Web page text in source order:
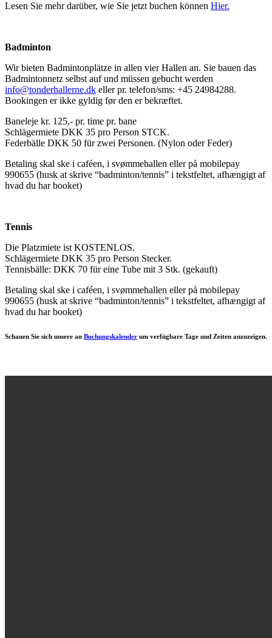
Lesen Sie mehr darüber, wie Sie jetzt buchen können Hier.
Badminton
Wir bieten Badmintonplätze in allen vier Hallen an. Sie bauen das
Badmintonnetz selbst auf und müssen gebucht werden
info@tonderhallerne.dk eller pr. telefon/sms: +45 24984288.
Bookingen er ikke gyldig før den er bekræftet.
Baneleje kr. 125,- pr. time pr. bane
Schlägermiete DKK 35 pro Person STCK.
Federbälle DKK 50 für zwei Personen. (Nylon oder Feder)
Betaling skal ske i caféen, i svømmehallen eller på mobilepay
990655 (husk at skrive “badminton/tennis” i tekstfeltet, afhængigt af
hvad du har booket)
Tennis
Die Platzmiete ist KOSTENLOS.
Schlägermiete DKK 35 pro Person Stecker.
Tennisbälle: DKK 70 für eine Tube mit 3 Stk. (gekauft)
Betaling skal ske i caféen, i svømmehallen eller på mobilepay
990655 (husk at skrive “badminton/tennis” i tekstfeltet, afhængigt af
hvad du har booket)
Schauen Sie sich unsere an Buchungskalender um verfügbare Tage und Zeiten anzuzeigen.